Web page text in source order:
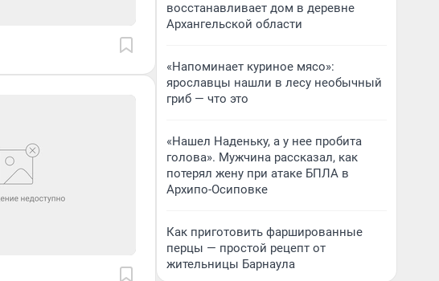
восстанавливает дом в деревне
Архангельской области
«Напоминает куриное мясо»:
ярославцы нашли в лесу необычный
гриб — что это
«Нашел Наденьку, а у нее пробита
голова». Мужчина рассказал, как
потерял жену при атаке БПЛА в
Архипо-Осиповке
Как приготовить фаршированные
перцы — простой рецепт от
жительницы Барнаула